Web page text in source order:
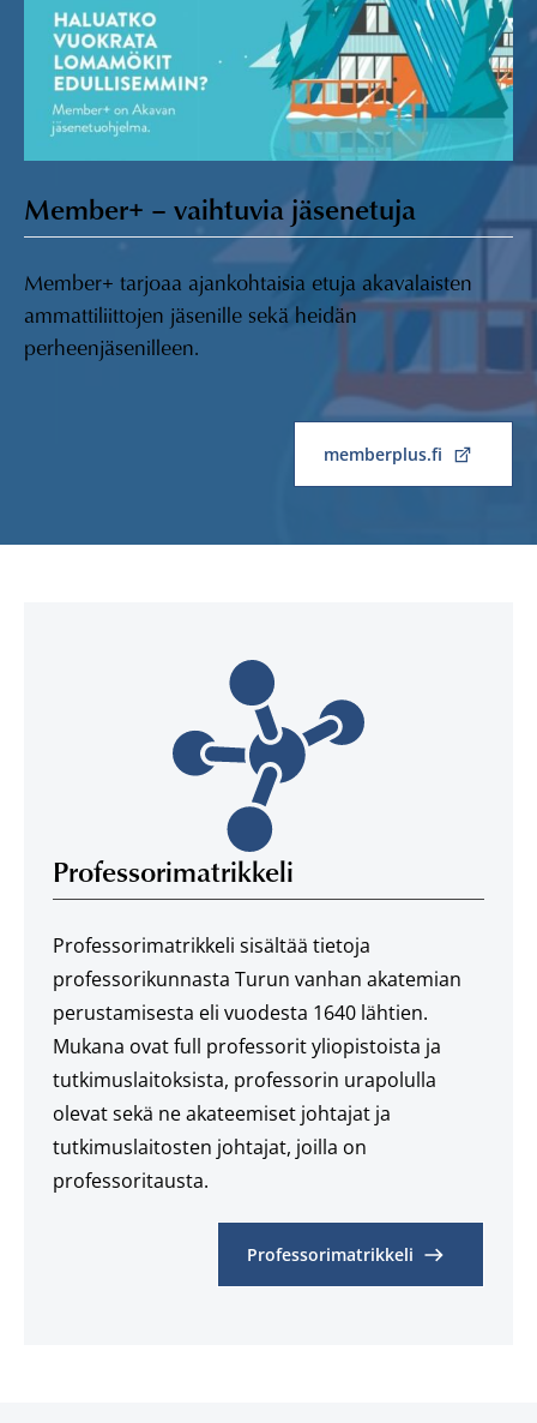
Member+ – vaihtuvia jäsenetuja
Member+ tarjoaa ajankohtaisia etuja akavalaisten
ammattiliittojen jäsenille sekä heidän
perheenjäsenilleen.
memberplus.fi
Professorimatrikkeli
Professorimatrikkeli sisältää tietoja
professorikunnasta Turun vanhan akatemian
perustamisesta eli vuodesta 1640 lähtien.
Mukana ovat full professorit yliopistoista ja
tutkimuslaitoksista, professorin urapolulla
olevat sekä ne akateemiset johtajat ja
tutkimuslaitosten johtajat, joilla on
professoritausta.
Professorimatrikkeli